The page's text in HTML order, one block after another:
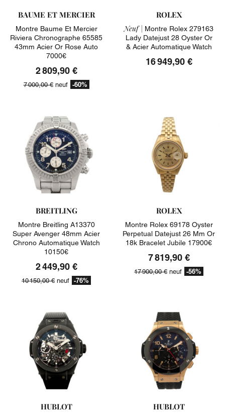
BAUME ET MERCIER
Montre Baume Et Mercier
Riviera Chronographe 65585
43mm Acier Or Rose Auto
7000€
2 809,90 €
7 000,00 €neuf -60%
ROLEX
Neuf | Montre Rolex 279163
Lady Datejust 28 Oyster Or
& Acier Automatique Watch
16 949,90 €
BREITLING
Montre Breitling A13370
Super Avenger 48mm Acier
Chrono Automatique Watch
10150€
2 449,90 €
10 150,00 € neuf -76%
ROLEX
Montre Rolex 69178 Oyster
Perpetual Datejust 26 Mm Or
18k Bracelet Jubile 17900€
7 819,90 €
17 900,00 € neuf -56%
HUBLOT HUBLOT